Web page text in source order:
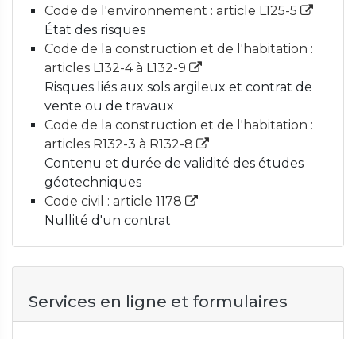
Code de l'environnement : article L125-5
État des risques
Code de la construction et de l'habitation :
articles L132-4 à L132-9
Risques liés aux sols argileux et contrat de
vente ou de travaux
Code de la construction et de l'habitation :
articles R132-3 à R132-8
Contenu et durée de validité des études
géotechniques
Code civil : article 1178
Nullité d'un contrat
Services en ligne et formulaires